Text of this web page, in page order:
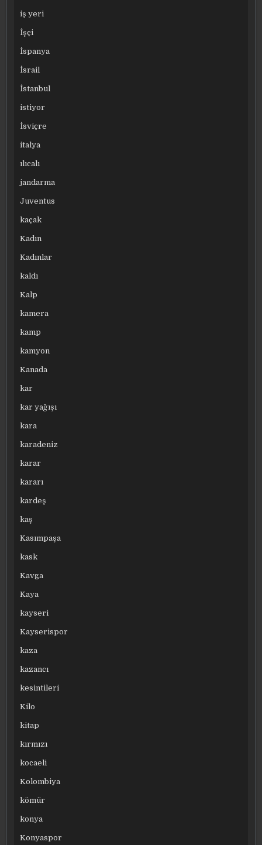
iş yeri
İşçi
İspanya
İsrail
İstanbul
istiyor
İsviçre
italya
ılıcalı
jandarma
Juventus
kaçak
Kadın
Kadınlar
kaldı
Kalp
kamera
kamp
kamyon
Kanada
kar
kar yağışı
kara
karadeniz
karar
kararı
kardeş
kaş
Kasımpaşa
kask
Kavga
Kaya
kayseri
Kayserispor
kaza
kazancı
kesintileri
Kilo
kitap
kırmızı
kocaeli
Kolombiya
kömür
konya
Konyaspor